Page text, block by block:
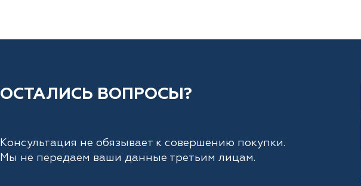
ОСТАЛИСЬ ВОПРОСЫ?
Консультация не обязывает к совершению покупки.
Мы не передаем ваши данные третьим лицам.